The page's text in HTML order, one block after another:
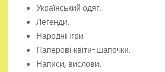
Український одяг.
Легенди.
Народні ігри.
Паперові квіти-шапочки.
Написи, вислови.